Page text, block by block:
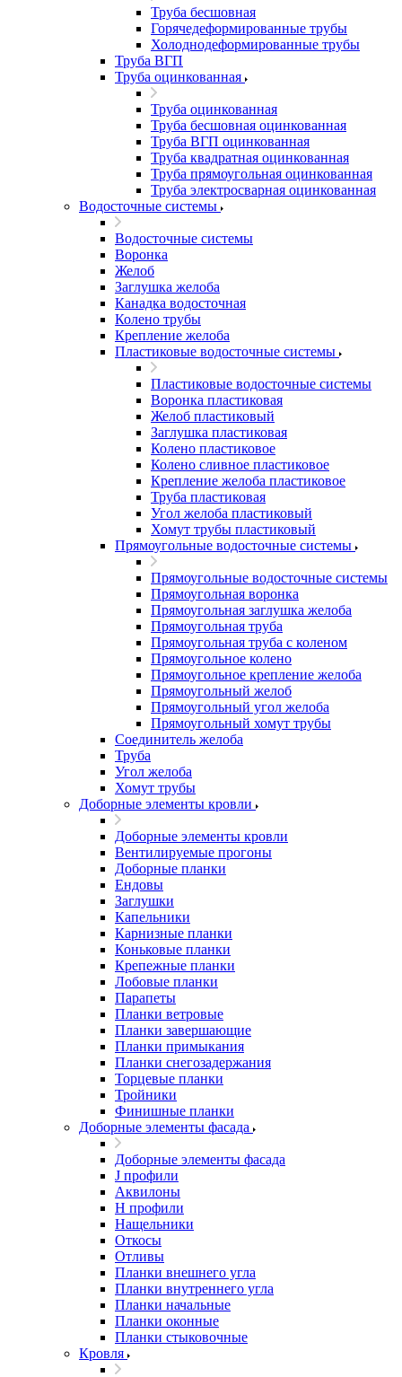
Труба бесшовная
Горячедеформированные трубы
Холоднодеформированные трубы
Труба ВГП
Труба оцинкованная
Труба оцинкованная
Труба бесшовная оцинкованная
Труба ВГП оцинкованная
Труба квадратная оцинкованная
Труба прямоугольная оцинкованная
Труба электросварная оцинкованная
Водосточные системы
Водосточные системы
Воронка
Желоб
Заглушка желоба
Канадка водосточная
Колено трубы
Крепление желоба
Пластиковые водосточные системы
Пластиковые водосточные системы
Воронка пластиковая
Желоб пластиковый
Заглушка пластиковая
Колено пластиковое
Колено сливное пластиковое
Крепление желоба пластиковое
Труба пластиковая
Угол желоба пластиковый
Хомут трубы пластиковый
Прямоугольные водосточные системы
Прямоугольные водосточные системы
Прямоугольная воронка
Прямоугольная заглушка желоба
Прямоугольная труба
Прямоугольная труба c коленом
Прямоугольное колено
Прямоугольное крепление желоба
Прямоугольный желоб
Прямоугольный угол желоба
Прямоугольный хомут трубы
Соединитель желоба
Труба
Угол желоба
Хомут трубы
Доборные элементы кровли
Доборные элементы кровли
Вентилируемые прогоны
Доборные планки
Ендовы
Заглушки
Капельники
Карнизные планки
Коньковые планки
Крепежные планки
Лобовые планки
Парапеты
Планки ветровые
Планки завершающие
Планки примыкания
Планки снегозадержания
Торцевые планки
Тройники
Финишные планки
Доборные элементы фасада
Доборные элементы фасада
J профили
Аквилоны
Н профили
Нащельники
Откосы
Отливы
Планки внешнего угла
Планки внутреннего угла
Планки начальные
Планки оконные
Планки стыковочные
Кровля